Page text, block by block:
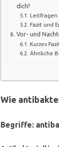
dich?
Leitfragen
Fazit und
Vor- und
Kurzes
Ähnliche
Wie
Begriffe: